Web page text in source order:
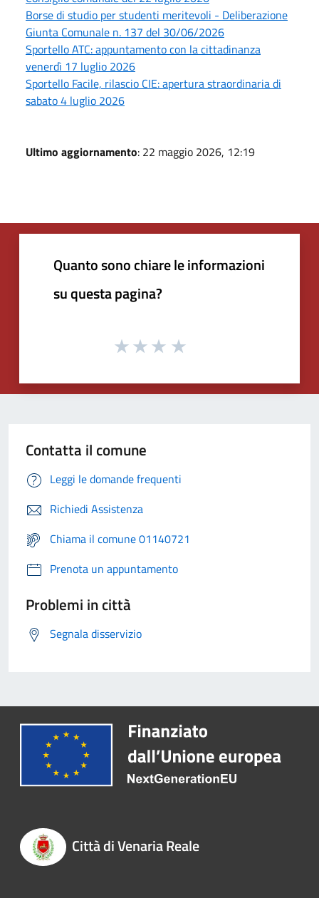
Borse di studio per studenti meritevoli - Deliberazione
Giunta Comunale n. 137 del 30/06/2026
Sportello ATC: appuntamento con la cittadinanza
venerdì 17 luglio 2026
Sportello Facile, rilascio CIE: apertura straordinaria di
sabato 4 luglio 2026
Ultimo aggiornamento: 22 maggio 2026, 12:19
Quanto sono chiare le informazioni
su questa pagina?
Contatta il comune
Leggi le domande frequenti
Richiedi Assistenza
Chiama il comune 01140721
Prenota un appuntamento
Problemi in città
Segnala disservizio
Città di Venaria Reale